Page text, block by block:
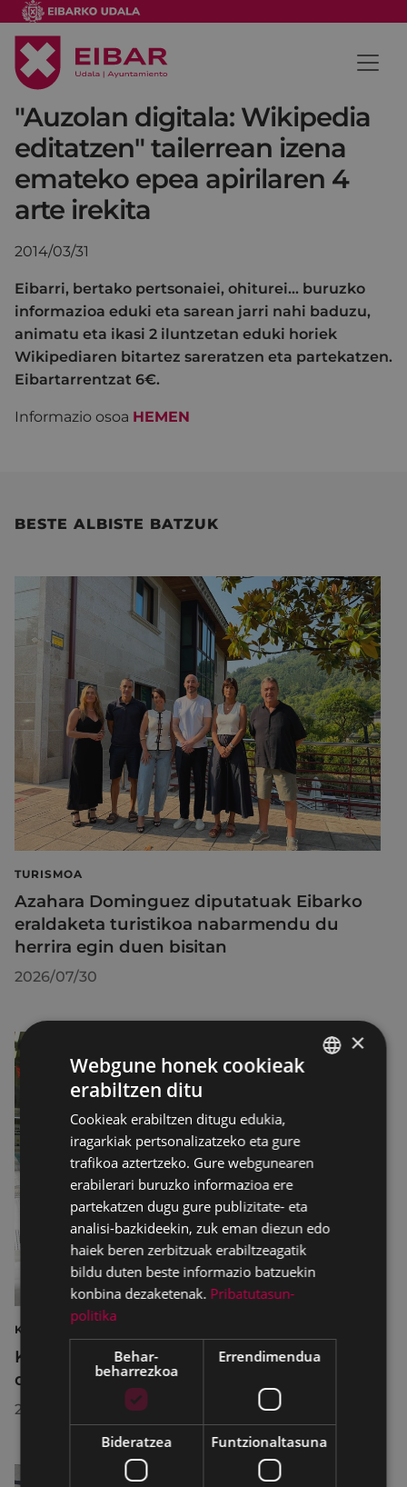
"Auzolan digitala: Wikipedia
editatzen" tailerrean izena
emateko epea apirilaren 4
arte irekita
2014/03/31
Eibarri, bertako pertsonaiei, ohiturei... buruzko
informazioa eduki eta sarean jarri nahi baduzu,
animatu eta ikasi 2 iluntzetan eduki horiek
Wikipediaren bitartez sareratzen eta partekatzen.
Eibartarrentzat 6€.
Informazio osoa HEMEN
BESTE ALBISTE BATZUK
TURISMOA
Azahara Dominguez diputatuak Eibarko
eraldaketa turistikoa nabarmendu du
herrira egin duen bisitan
2026/07/30
KIROLAK
Kirol-instalazioetako ordutegiak egokitu
dira abuztuan, hobekuntza-lanak egiteko
2026/07/29
×
Webgune honek cookieak
erabiltzen ditu
Cookieak erabiltzen ditugu edukia,
iragarkiak pertsonalizatzeko eta gure
trafikoa aztertzeko. Gure webgunearen
erabilerari buruzko informazioa ere
partekatzen dugu gure publizitate- eta
analisi-bazkideekin, zuk eman diezun edo
haiek beren zerbitzuak erabiltzeagatik
bildu duten beste informazio batzuekin
konbina dezaketenak. Pribatutasun-
politika
Behar-
beharrezkoa
Errendimendua
Bideratzea Funtzionaltasuna